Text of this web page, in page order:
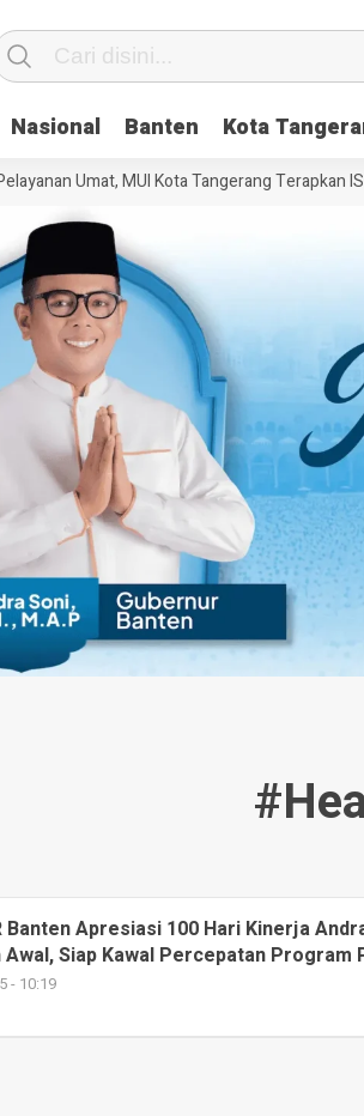
Nasional Banten Kota
Umat, MUI Kota Tangerang Terapkan ISO
Banten Apresiasi 100 Hari Kinerja
Awal, Siap Kawal Percepatan Program
- 10:19